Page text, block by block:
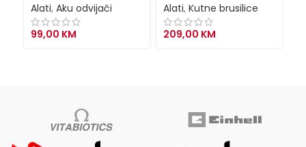
Alati, Aku odvijači
99,00 KM
Alati, Kutne brusilice
209,00 KM